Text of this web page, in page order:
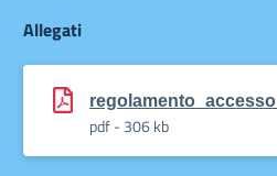
Allegati
pdf - 306 kb